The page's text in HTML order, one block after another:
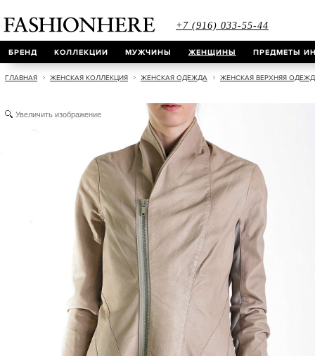
+7 (916) 033-55-44
БРЕНД КОЛЛЕКЦИИ МУЖЧИНЫ ЖЕНЩИНЫ ПРЕДМЕТЫ
ГЛАВНАЯ ЖЕНСКАЯ КОЛЛЕКЦИЯ ЖЕНСКАЯ ОДЕЖДА ЖЕНСКАЯ ВЕРХНЯЯ
Увеличить изображение